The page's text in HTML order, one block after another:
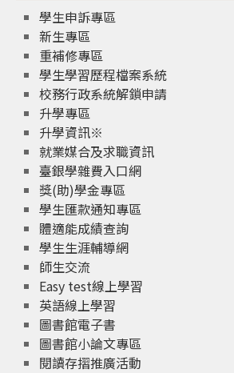
學生申訴專區
新生專區
重補修專區
學生學習歷程檔案系統
校務行政系統解鎖申請
升學專區
升學資訊※
就業媒合及求職資訊
臺銀學雜費入口網
獎(助)學金專區
學生匯款通知專區
體適能成績查詢
學生生涯輔導網
師生交流
Easy test線上學習
英語線上學習
圖書館電子書
圖書館小論文專區
閱讀存摺推廣活動